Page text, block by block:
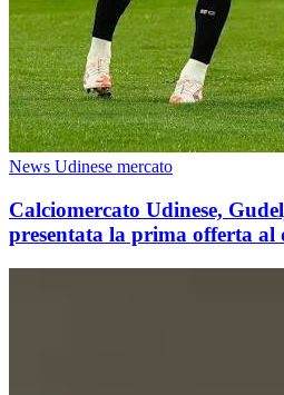
News Udinese mercato
Calciomercato Udinese,
presentata la prima offerta al